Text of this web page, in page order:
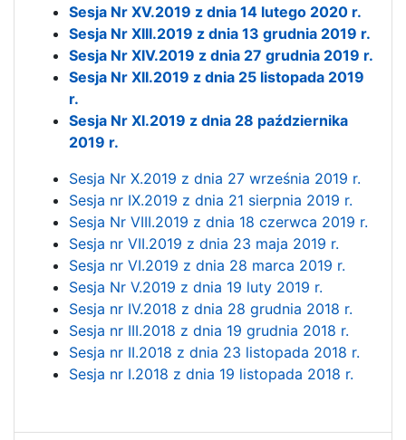
Sesja Nr XV.2019 z dnia 14 lutego 2020 r.
Sesja Nr XIII.2019 z dnia 13 grudnia 2019 r.
Sesja Nr XIV.2019 z dnia 27 grudnia 2019 r.
Sesja Nr XII.2019 z dnia 25 listopada 2019
r.
Sesja Nr XI.2019 z dnia 28 października
2019 r.
Sesja Nr X.2019 z dnia 27 września 2019 r.
Sesja nr IX.2019 z dnia 21 sierpnia 2019 r.
Sesja Nr VIII.2019 z dnia 18 czerwca 2019 r.
Sesja nr VII.2019 z dnia 23 maja 2019 r.
Sesja nr VI.2019 z dnia 28 marca 2019 r.
Sesja Nr V.2019 z dnia 19 luty 2019 r.
Sesja nr IV.2018 z dnia 28 grudnia 2018 r.
Sesja nr III.2018 z dnia 19 grudnia 2018 r.
Sesja nr II.2018 z dnia 23 listopada 2018 r.
Sesja nr I.2018 z dnia 19 listopada 2018 r.